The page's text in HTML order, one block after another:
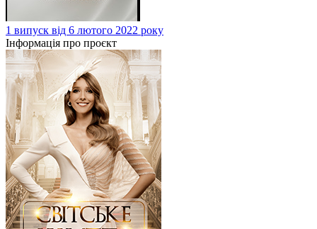
1 випуск від 6 лютого 2022 року
Інформація про проєкт